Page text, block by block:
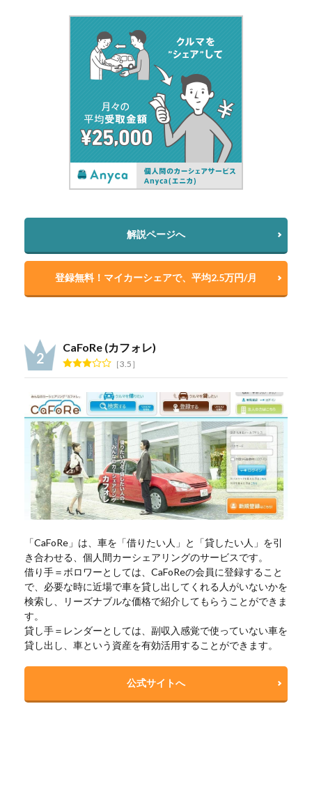
解説ページへ
登録無料！マイカーシェアで、平均2.5万円/月
CaFoRe (カフォレ)
3.5
「CaFoRe」は、車を「借りたい人」と「貸したい人」を引
き合わせる、個人間カーシェアリングのサービスです。
借り手＝ボロワーとしては、CaFoReの会員に登録すること
で、必要な時に近場で車を貸し出してくれる人がいないかを
検索し、リーズナブルな価格で紹介してもらうことができま
す。
貸し手＝レンダーとしては、副収入感覚で使っていない車を
貸し出し、車という資産を有効活用することができます。
公式サイトへ